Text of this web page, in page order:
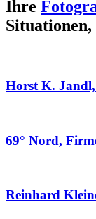
Ihre
Horst K.
69° Nord,
Reinhard